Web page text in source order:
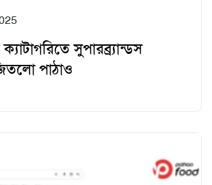
সুপারব্র্যান্ডস
পাঠাও